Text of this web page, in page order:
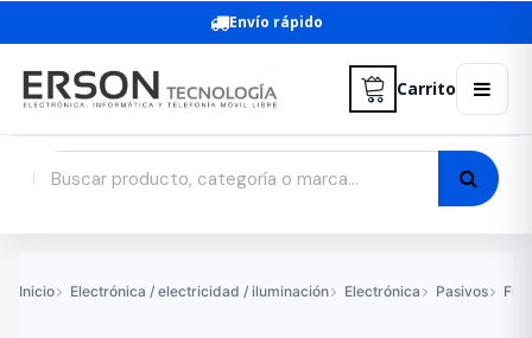
Envío rápido
Carrito
Inicio Electrónica / electricidad / iluminación Electrónica Pasivos